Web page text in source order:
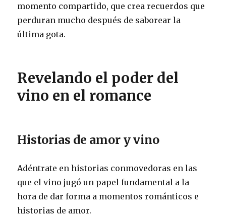
momento compartido, que crea recuerdos que
perduran mucho después de saborear la
última gota.
Revelando el poder del
vino en el romance
Historias de amor y vino
Adéntrate en historias conmovedoras en las
que el vino jugó un papel fundamental a la
hora de dar forma a momentos románticos e
historias de amor.